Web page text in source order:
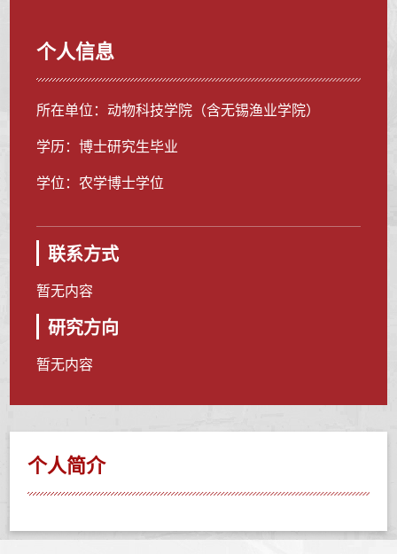
个人信息
所在单位：动物科技学院（含无锡渔业学院）
学历：博士研究生毕业
学位：农学博士学位
联系方式
暂无内容
研究方向
暂无内容
个人简介